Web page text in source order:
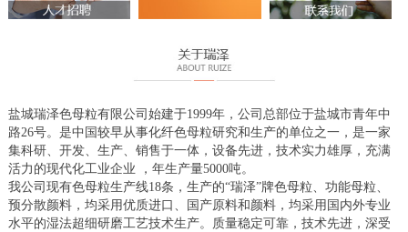
盐城瑞泽色母粒有限公司始建于1999年，公司总部位于盐城市青年中
路26号。是中国较早从事化纤色母粒研究和生产的单位之一，是一家
集科研、开发、生产、销售于一体，设备先进，技术实力雄厚，充满
活力的现代化工业企业 ，年生产量5000吨。
我公司现有色母粒生产线18条，生产的“瑞泽”牌色母粒、功能母粒、
预分散颜料，均采用优质进口、国产原料和颜料，均采用国内外专业
水平的湿法超细研磨工艺技术生产。质量稳定可靠，技术先进，深受